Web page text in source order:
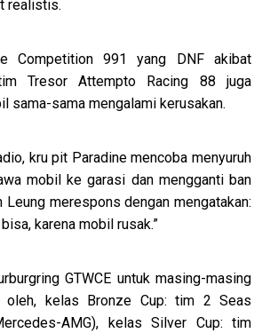
realistis.
Competition 991 yang DNF akibat
Tresor Attempto Racing 88 juga
sama-sama mengalami kerusakan.
kru pit Paradine mencoba menyuruh
mobil ke garasi dan mengganti ban
Leung merespons dengan mengatakan:
karena mobil rusak.”
GTWCE untuk masing-masing
oleh, kelas Bronze Cup: tim 2 Seas
AMG), kelas Silver Cup: tim